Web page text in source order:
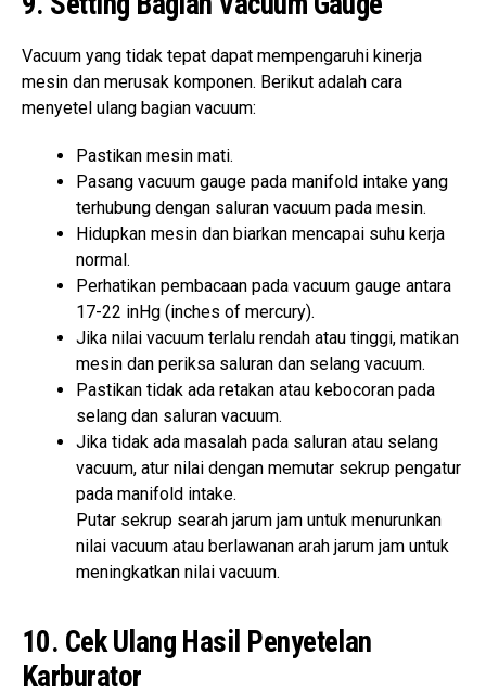
Vacuum yang tidak tepat dapat mempengaruhi kinerja
mesin dan merusak komponen. Berikut adalah cara
menyetel ulang bagian vacuum:
Pastikan mesin mati.
Pasang vacuum gauge pada manifold intake yang
terhubung dengan saluran vacuum pada mesin.
Hidupkan mesin dan biarkan mencapai suhu kerja
normal.
Perhatikan pembacaan pada vacuum gauge antara
17-22 inHg (inches of mercury).
Jika nilai vacuum terlalu rendah atau tinggi, matikan
mesin dan periksa saluran dan selang vacuum.
Pastikan tidak ada retakan atau kebocoran pada
selang dan saluran vacuum.
Jika tidak ada masalah pada saluran atau selang
vacuum, atur nilai dengan memutar sekrup pengatur
pada manifold intake.
Putar sekrup searah jarum jam untuk menurunkan
nilai vacuum atau berlawanan arah jarum jam untuk
meningkatkan nilai vacuum.
10. Cek Ulang Hasil Penyetelan
Karburator